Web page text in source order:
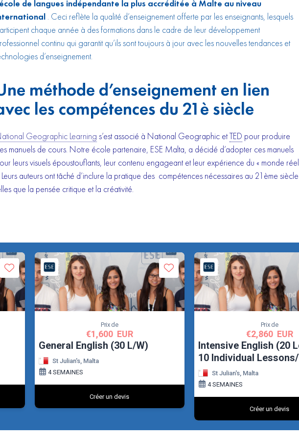
de langues indépendante la plus accréditée à Malte au niveau
. Ceci reflète la qualité d’enseignement offerte par les enseignants, lesquels
chaque année à des formations dans le cadre de leur développement
continu qui garantit qu’ils sont toujours à jour avec les nouvelles tendances et
d’enseignement.
méthode d’enseignement en lien
les compétences du 21è siècle
Geographic Learning s’est associé à National Geographic etTED pour produire
manuels de cours. Notre école partenaire, ESE Malta, a décidé d’adopter ces manuels
leurs visuels époustouflants, leur contenu engageant et leur expérience du « monde réel
Leurs auteurs ont tâché d’inclure la pratique des compétences nécessaires au 21ème siècle
que la pensée critique et la créativité.